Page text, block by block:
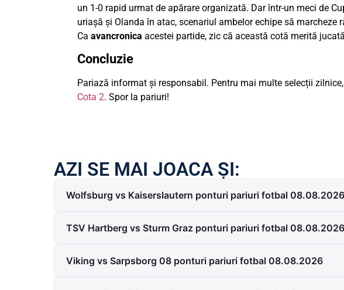
un 1-0 rapid urmat de apărare organizată. Dar într-un meci de
uriașă și Olanda în atac, scenariul ambelor echipe să marcheze
Ca avancronica acestei partide, zic că această cotă merită
Concluzie
Pariază informat și responsabil. Pentru mai multe selecții
Cota 2. Spor la pariuri!
AZI SE MAI JOACA ȘI:
Wolfsburg vs Kaiserslautern ponturi pariuri fotbal 08.08.2026
TSV Hartberg vs Sturm Graz ponturi pariuri fotbal 08.08.2026
Viking vs Sarpsborg 08 ponturi pariuri fotbal 08.08.2026